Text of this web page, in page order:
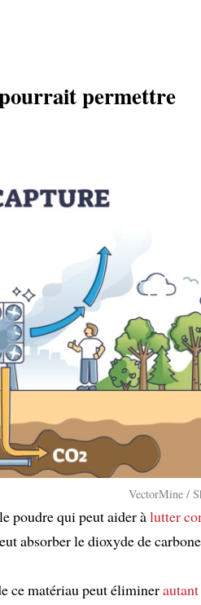
permettre
VectorMine /
poudre qui peut aider àlutter
absorber le dioxyde de
ce matériau peut éliminer